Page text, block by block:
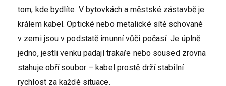
tom, kde bydlíte. V bytovkách a městské zástavbě je
králem kabel. Optické nebo metalické sítě schované
v zemi jsou v podstatě imunní vůči počasí. Je úplně
jedno, jestli venku padají trakaře nebo soused zrovna
stahuje obří soubor – kabel prostě drží stabilní
rychlost za každé situace.